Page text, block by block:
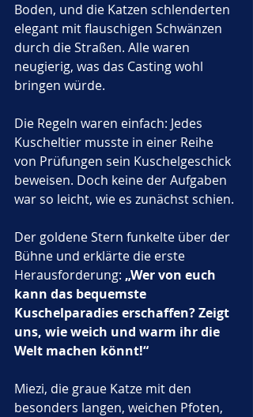
Boden, und die Katzen schlenderten
elegant mit flauschigen Schwänzen
durch die Straßen. Alle waren
neugierig, was das Casting wohl
bringen würde.
Die Regeln waren einfach: Jedes
Kuscheltier musste in einer Reihe
von Prüfungen sein Kuschelgeschick
beweisen. Doch keine der Aufgaben
war so leicht, wie es zunächst schien.
Der goldene Stern funkelte über der
Bühne und erklärte die erste
Herausforderung: „Wer von euch
kann das bequemste
Kuschelparadies erschaffen? Zeigt
uns, wie weich und warm ihr die
Welt machen könnt!“
Miezi, die graue Katze mit den
besonders langen, weichen Pfoten,